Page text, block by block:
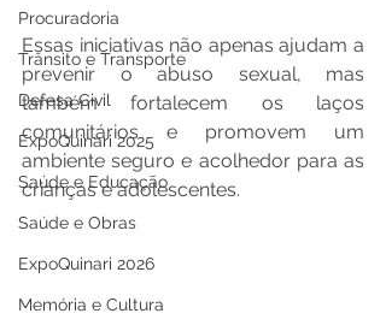
Procuradoria
Trânsito e Transporte
Defesa Civil
ExpoQuinari 2025
Saúde e Educação
Saúde e Obras
ExpoQuinari 2026
Memória e Cultura
Essas iniciativas não apenas ajudam a
prevenir o abuso sexual, mas
também fortalecem os laços
comunitários e promovem um
ambiente seguro e acolhedor para as
crianças e adolescentes.